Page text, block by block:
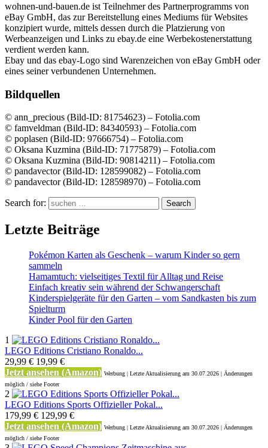
wohnen-und-bauen.de ist Teilnehmer des Partnerprogramms von
eBay GmbH, das zur Bereitstellung eines Mediums für Websites
konzipiert wurde, mittels dessen durch die Platzierung von
Werbeanzeigen und Links zu ebay.de eine Werbekostenerstattung
verdient werden kann.
Ebay und das ebay-Logo sind Warenzeichen von eBay GmbH oder
eines seiner verbundenen Unternehmen.
Bildquellen
© ann_precious (Bild-ID: 81754623) – Fotolia.com
© famveldman (Bild-ID: 84340593) – Fotolia.com
© poplasen (Bild-ID: 97666754) – Fotolia.com
© Oksana Kuzmina (Bild-ID: 71775879) – Fotolia.com
© Oksana Kuzmina (Bild-ID: 90814211) – Fotolia.com
© pandavector (Bild-ID: 128599082) – Fotolia.com
© pandavector (Bild-ID: 128598970) – Fotolia.com
Search for: Search
Letzte Beiträge
Pokémon Karten als Geschenk – warum Kinder so gern
sammeln
Hamamtuch: vielseitiges Textil für Alltag und Reise
Einfach kreativ sein während der Schwangerschaft
Kinderspielgeräte für den Garten – vom Sandkasten bis zum
Spielturm
Kinder Pool für den Garten
1
LEGO Editions Cristiano Ronaldo...
29,99 € 19,99 €
Jetzt ansehen (Amazon) Werbung | Letzte Aktualisierung am 30.07.2026 | Änderungen
möglich / siehe Footer
2
LEGO Editions Sports Offizieller Pokal...
179,99 € 129,99 €
Jetzt ansehen (Amazon) Werbung | Letzte Aktualisierung am 30.07.2026 | Änderungen
möglich / siehe Footer